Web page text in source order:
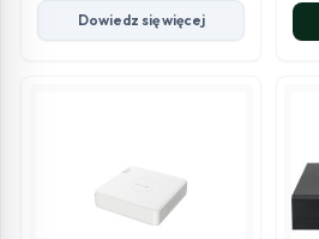
Dowiedz się więcej